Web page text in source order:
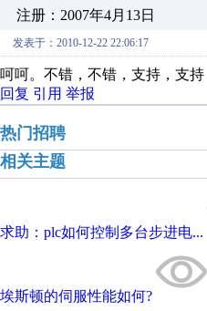
注册：2007年4月13日
发表于：2010-12-22 22:06:17
呵呵。不错，不错，支持，支持
回复 引用 举报
热门招聘
相关主题
求助：plc如何控制多台步进电...
埃斯顿的伺服性能如何?